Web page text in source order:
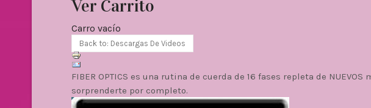
Ver Carrito
Carro vacío
Back to: Descargas De Videos
FIBER OPTICS es una rutina de cuerda de 16 fases repleta de
sorprenderte por completo.